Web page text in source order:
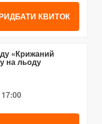
КВИТОК
«Крижаний
на льоду